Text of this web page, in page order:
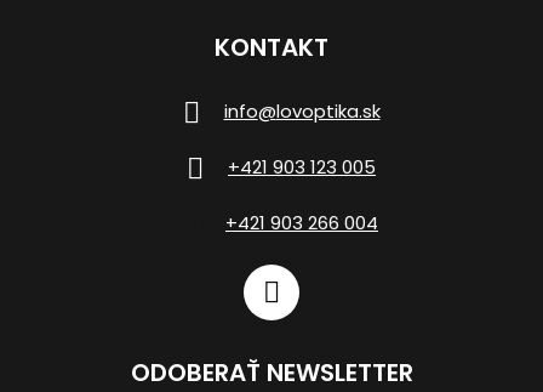
KONTAKT
info@lovoptika.sk
+421 903 123 005
+421 903 266 004
ODOBERAŤ NEWSLETTER